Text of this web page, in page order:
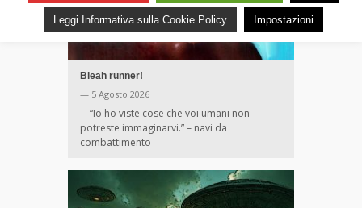
Bleah runner!
— 5 Agosto 2026
“Io ho viste cose che voi umani non
potreste immaginarvi.” – navi da
combattimento
Leggi Informativa sulla Cookie Policy Impostazioni